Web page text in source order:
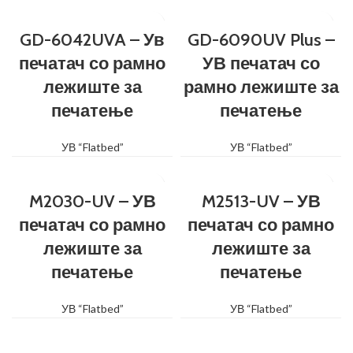
GD-6042UVA – Ув
печатач со рамно
лежиште за
печатење
УВ “Flatbed”
GD-6090UV Plus –
УВ печатач со
рамно лежиште за
печатење
УВ “Flatbed”
M2030-UV – УВ
печатач со рамно
лежиште за
печатење
УВ “Flatbed”
M2513-UV – УВ
печатач со рамно
лежиште за
печатење
УВ “Flatbed”